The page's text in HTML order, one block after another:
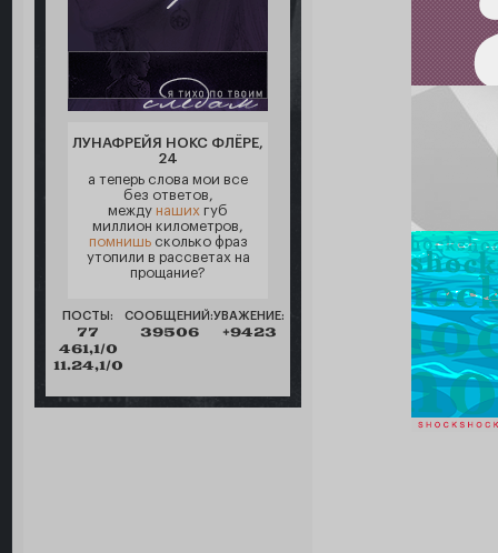
ЛУНАФРЕЙЯ НОКС ФЛЁРЕ,
24
а теперь слова мои все
без ответов,
между наших губ
миллион километров,
помнишьсколько фраз
утопили в рассветах на
прощание?
ПОСТЫ:
77
461,1/0
11.24,1/0
СООБЩЕНИЙ:
39506
УВАЖЕНИЕ:
+9423